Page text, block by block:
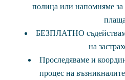
полица или напомняме за
БЕЗПЛАТНО
на
Проследяваме и
процес на